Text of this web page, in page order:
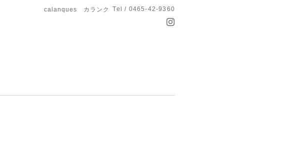
calanques カランク Tel / 0465-42-9360